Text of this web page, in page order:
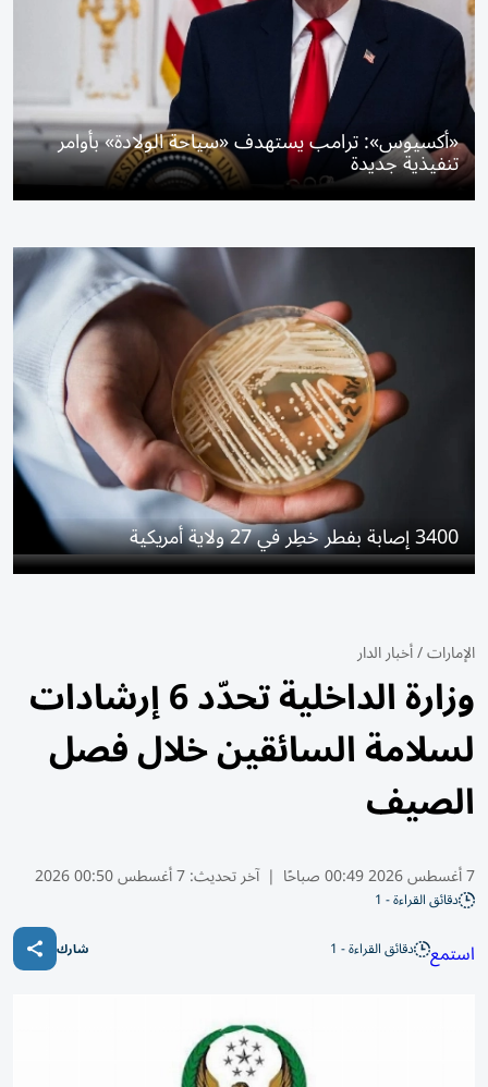
«أكسيوس»: ترامب يستهدف «سياحة الولادة» بأوامر
تنفيذية جديدة
3400 إصابة بفطر خطِر في 27 ولاية أمريكية
الإمارات/أخبار الدار
وزارة الداخلية تحدّد 6 إرشادات
لسلامة السائقين خلال فصل
الصيف
7 أغسطس 2026 00:49 صباحًا | آخر تحديث:7 أغسطس 00:50 2026
دقائق القراءة - 1
استمع دقائق القراءة - 1 شارك